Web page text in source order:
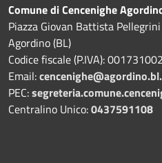
Comune di Cencenighe
Piazza Giovan Battista
Agordino (BL)
Codice fiscale (P.IVA):
Email:
PEC:
Centralino Unico:0437591108